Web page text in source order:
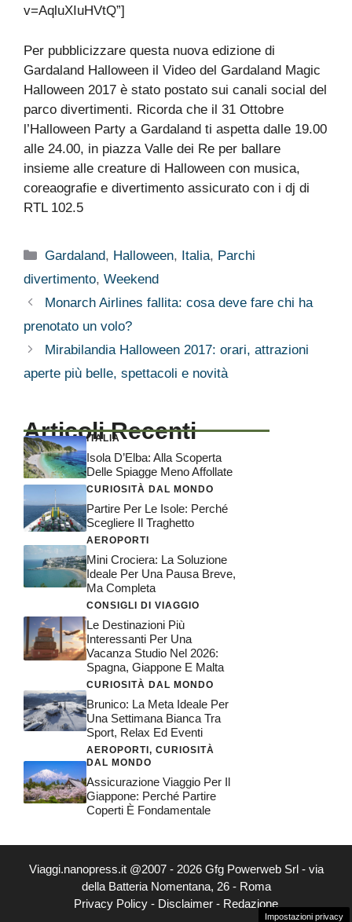
v=AqluXIuHVtQ”]
Per pubblicizzare questa nuova edizione di
Gardaland Halloween il Video del Gardaland Magic
Halloween 2017 è stato postato sui canali social del
parco divertimenti. Ricorda che il 31 Ottobre
l’Halloween Party a Gardaland ti aspetta dalle 19.00
alle 24.00, in piazza Valle dei Re per ballare
insieme alle creature di Halloween con musica,
coreaografie e divertimento assicurato con i dj di
RTL 102.5
Categorie
Gardaland, Halloween, Italia, Parchi
divertimento, Weekend
Monarch Airlines fallita: cosa deve fare chi ha
prenotato un volo?
Mirabilandia Halloween 2017: orari, attrazioni
aperte più belle, spettacoli e novità
Articoli Recenti
ITALIA
Isola D’Elba: Alla Scoperta
Delle Spiagge Meno Affollate
CURIOSITÀ DAL MONDO
Partire Per Le Isole: Perché
Scegliere Il Traghetto
AEROPORTI
Mini Crociera: La Soluzione
Ideale Per Una Pausa Breve,
Ma Completa
CONSIGLI DI VIAGGIO
Le Destinazioni Più
Interessanti Per Una
Vacanza Studio Nel 2026:
Spagna, Giappone E Malta
CURIOSITÀ DAL MONDO
Brunico: La Meta Ideale Per
Una Settimana Bianca Tra
Sport, Relax Ed Eventi
AEROPORTI, CURIOSITÀ
DAL MONDO
Assicurazione Viaggio Per Il
Giappone: Perché Partire
Coperti È Fondamentale
Viaggi.nanopress.it @2007 - 2026 Gfg Powerweb Srl - via
della Batteria Nomentana, 26 - Roma
Privacy Policy - Disclaimer - Redazione
Impostazioni privacy